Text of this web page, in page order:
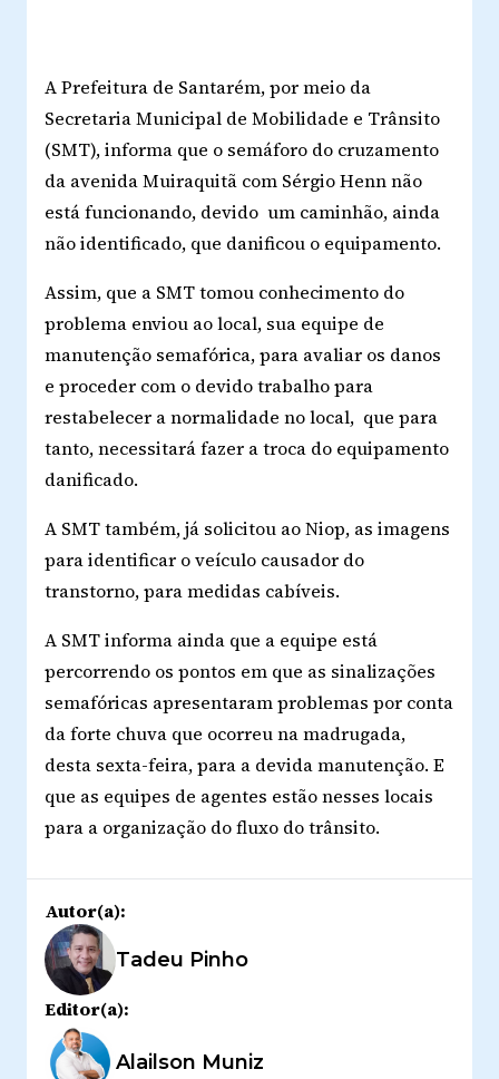
A Prefeitura de Santarém, por meio da
Secretaria Municipal de Mobilidade e Trânsito
(SMT), informa que o semáforo do cruzamento
da avenida Muiraquitã com Sérgio Henn não
está funcionando, devido um caminhão, ainda
não identificado, que danificou o equipamento.
Assim, que a SMT tomou conhecimento do
problema enviou ao local, sua equipe de
manutenção semafórica, para avaliar os danos
e proceder com o devido trabalho para
restabelecer a normalidade no local, que para
tanto, necessitará fazer a troca do equipamento
danificado.
A SMT também, já solicitou ao Niop, as imagens
para identificar o veículo causador do
transtorno, para medidas cabíveis.
A SMT informa ainda que a equipe está
percorrendo os pontos em que as sinalizações
semafóricas apresentaram problemas por conta
da forte chuva que ocorreu na madrugada,
desta sexta-feira, para a devida manutenção. E
que as equipes de agentes estão nesses locais
para a organização do fluxo do trânsito.
Autor(a):
Tadeu Pinho
Editor(a):
Alailson Muniz